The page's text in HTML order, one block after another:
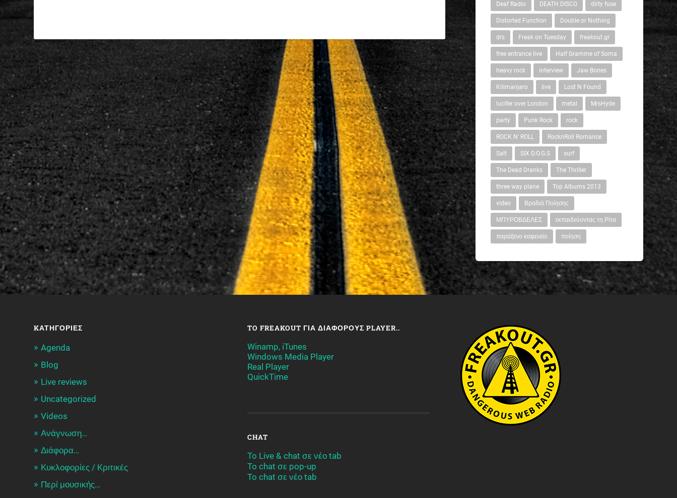
Deaf Radio DEATH DISCO dirty fuse
Distorted Function Double or Nothing
drs Freak on Tuesday freakout.gr
free entrance live Half Gramme of Soma
heavy rock interview Jaw Bones
Kilimanjaro live Lost N Found
lucifer over London metal MrsHyde
party Punk Rock rock
ROCK N' ROLL RocknRoll Romance
Salt SIX D.O.G.S surf
The Dead Dranks The Thriller
three way plane Top Albums 2013
video Βραδιά Ποίησης
ΜΠΥΡΟΒΔΕΛΕΣ εκπαιδεύοντας τη Ρίτα
παράξενο καφενείο ποίηση
KΑΤΗΓΟΡΊΕΣ
Agenda
Blog
Live reviews
Uncategorized
Videos
Ανάγνωση…
Διάφορα…
Κυκλοφορίες / Kριτικές
Περί μουσικής…
TO FREAKOUT ΓΙΑ ΔΙΆΦΟΡΟΥΣ PLAYER..
Winamp, iTunes
Windows Media Player
Real Player
QuickTime
CHAT
To Live & chat σε νέο tab
To chat σε pop-up
To chat σε νέο tab